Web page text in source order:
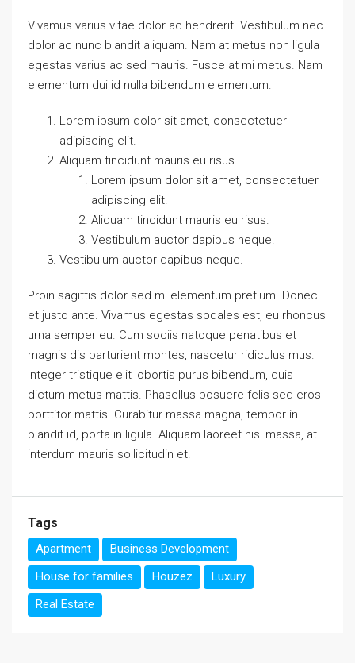
Vivamus varius vitae dolor ac hendrerit. Vestibulum nec
dolor ac nunc blandit aliquam. Nam at metus non ligula
egestas varius ac sed mauris. Fusce at mi metus. Nam
elementum dui id nulla bibendum elementum.
Lorem ipsum dolor sit amet, consectetuer
adipiscing elit.
Aliquam tincidunt mauris eu risus.
Lorem ipsum dolor sit amet, consectetuer
adipiscing elit.
Aliquam tincidunt mauris eu risus.
Vestibulum auctor dapibus neque.
Vestibulum auctor dapibus neque.
Proin sagittis dolor sed mi elementum pretium. Donec
et justo ante. Vivamus egestas sodales est, eu rhoncus
urna semper eu. Cum sociis natoque penatibus et
magnis dis parturient montes, nascetur ridiculus mus.
Integer tristique elit lobortis purus bibendum, quis
dictum metus mattis. Phasellus posuere felis sed eros
porttitor mattis. Curabitur massa magna, tempor in
blandit id, porta in ligula. Aliquam laoreet nisl massa, at
interdum mauris sollicitudin et.
Tags
Apartment
Business Development
House for families
Houzez
Luxury
Real Estate